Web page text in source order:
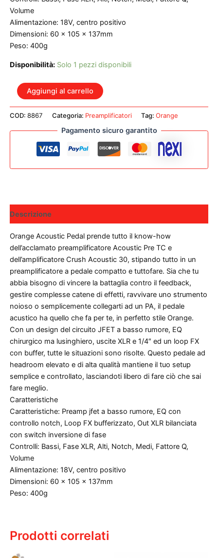
Volume
Alimentazione: 18V, centro positivo
Dimensioni: 60 x 105 x 137mm
Peso: 400g
Disponibilità: Solo 1 pezzi disponibili
ORANGE
ACOUSTIC
PEDAL
PREAMPLIFICATORE
CHITARRA
ACUSTICA
Aggiungi al carrello
COD: 8867 Categoria: Preamplificatori Tag: Orange
Pagamento sicuro garantito
Descrizione
Orange Acoustic Pedal prende tutto il know-how
dell’acclamato preamplificatore Acoustic Pre TC e
dell’amplificatore Crush Acoustic 30, stipando tutto in un
preamplificatore a pedale compatto e tuttofare. Sia che tu
abbia bisogno di vincere la battaglia contro il feedback,
gestire complesse catene di effetti, ravvivare uno strumento
noioso o semplicemente collegarti ad un PA, il pedale
acustico ha quello che fa per te, in perfetto stile Orange.
Con un design del circuito JFET a basso rumore, EQ
chirurgico ma lusinghiero, uscite XLR e 1/4″ ed un loop FX
con buffer, tutte le situazioni sono risolte. Questo pedale ad
headroom elevato e di alta qualità mantiene il tuo setup
semplice e controllato, lasciandoti libero di fare ciò che sai
fare meglio.
Caratteristiche
Caratteristiche: Preamp jfet a basso rumore, EQ con
controllo notch, Loop FX bufferizzato, Out XLR bilanciata
con switch inversione di fase
Controlli: Bassi, Fase XLR, Alti, Notch, Medi, Fattore Q,
Volume
Alimentazione: 18V, centro positivo
Dimensioni: 60 x 105 x 137mm
Peso: 400g
Prodotti correlati